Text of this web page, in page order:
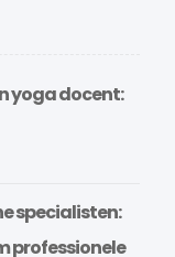
yoga docent:
specialisten:
professionele